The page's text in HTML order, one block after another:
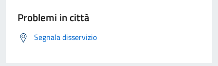
Problemi in città
Segnala disservizio